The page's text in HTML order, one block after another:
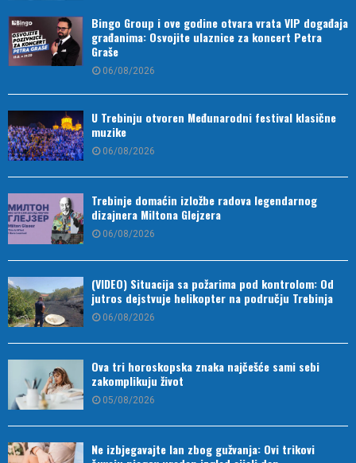
Bingo Group i ove godine otvara vrata VIP događaja
građanima: Osvojite ulaznice za koncert Petra
Graše
06/08/2026
U Trebinju otvoren Međunarodni festival klasične
muzike
06/08/2026
Trebinje domaćin izložbe radova legendarnog
dizajnera Miltona Glejzera
06/08/2026
(VIDEO) Situacija sa požarima pod kontrolom: Od
jutros dejstvuje helikopter na području Trebinja
06/08/2026
Ova tri horoskopska znaka najčešće sami sebi
zakomplikuju život
05/08/2026
Ne izbjegavajte lan zbog gužvanja: Ovi trikovi